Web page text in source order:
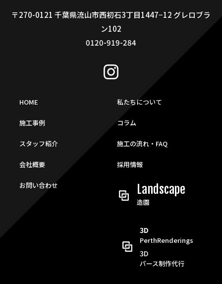
〒270-0121 千葉県流山市西初石3丁目1447−12 グレロブラ
ン102
0120-919-284
HOME 私たちについて
施工事例 コラム
スタッフ紹介 施工の流れ・FAQ
会社概要 採用情報
お問い合わせ Landscape
造園
3D
PerthRenderings
3D
パース制作代行